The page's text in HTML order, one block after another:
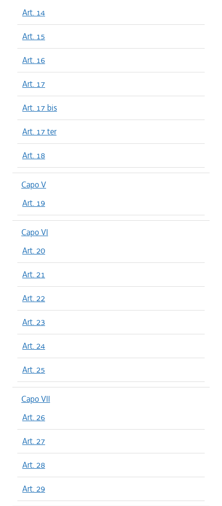
Art. 14
Art. 15
Art. 16
Art. 17
Art. 17 bis
Art. 17 ter
Art. 18
Capo V
Art. 19
Capo VI
Art. 20
Art. 21
Art. 22
Art. 23
Art. 24
Art. 25
Capo VII
Art. 26
Art. 27
Art. 28
Art. 29